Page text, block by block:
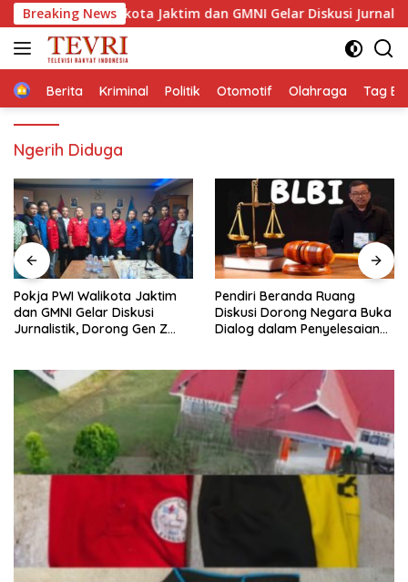
Langsung
ke
konten
Breaking News
PWI Walikota Jaktim dan GMNI Gelar Diskusi Jurnalistik,
HomeBerita Kriminal Politik Otomotif Olahraga Tag
Ngerih Diduga
Pendiri Beranda Ruang
Diskusi Dorong Negara Buka
Dialog dalam Penyelesaian
Membaca Pancasilanomics
melalui warisan Sumitro dan
urgensi UU Perekonomian